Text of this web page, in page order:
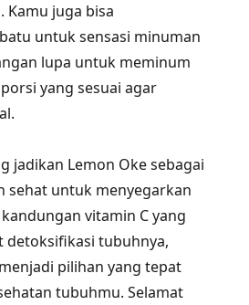
Kamu juga bisa
untuk sensasi minuman
lupa untuk meminum
yang sesuai agar
jadikan Lemon Oke sebagai
sehat untuk menyegarkan
vitamin C yang
detoksifikasi tubuhnya,
pilihan yang tepat
tubuhmu. Selamat